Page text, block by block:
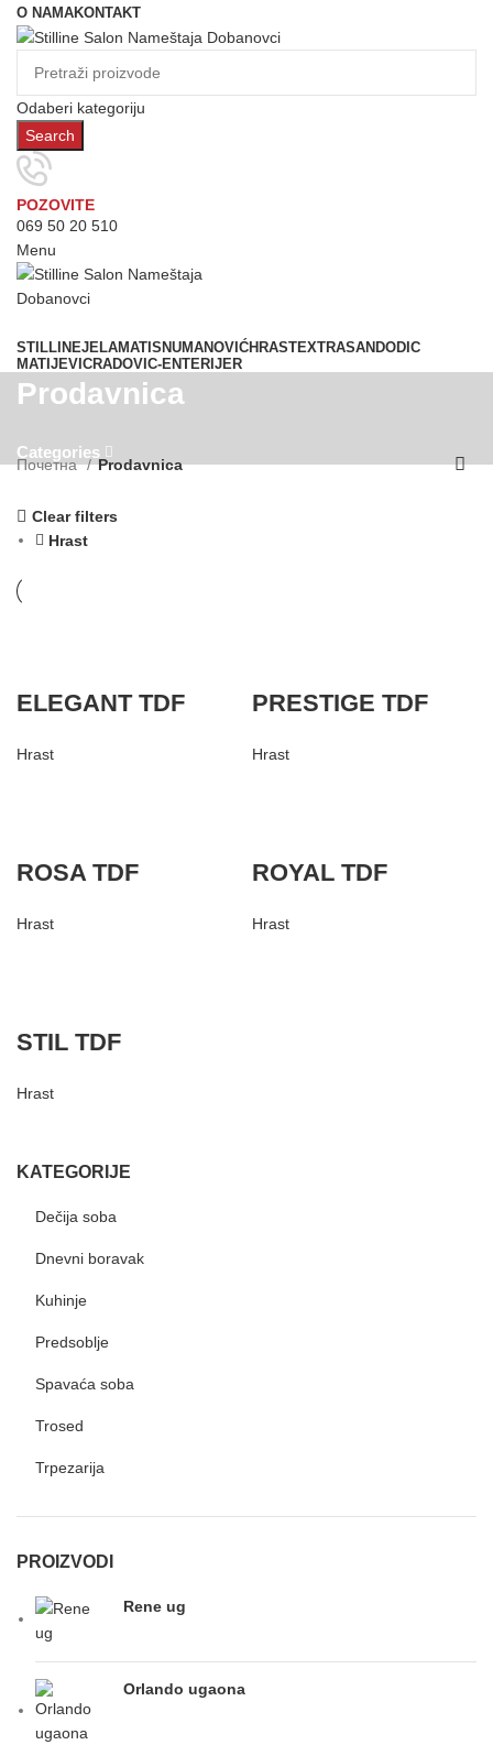
O NAMAKONTAKT
Odaberi kategoriju
Search
POZOVITE
069 50 20 510
Menu
STILLINEJELAMATIS NUMANOVIĆHRASTEXTRASAN DODIC
MATIJEVICRADOVIC-ENTERIJER
Prodavnica
Categories
KATEGORIJE
Dečija soba
Dnevni boravak
Kuhinje
Predsoblje
Spavaća soba
Trosed
Trpezarija
PROIZVODI
Rene ug
Orlando ugaona
Почетна Prodavnica
Clear filters
Hrast
ELEGANT TDF
Hrast
PRESTIGE TDF
Hrast
ROSA TDF
Hrast
ROYAL TDF
Hrast
STIL TDF
Hrast